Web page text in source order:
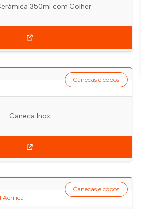
350ml com Colher
Caneca Inox
Canecas e copos
Canecas e copos